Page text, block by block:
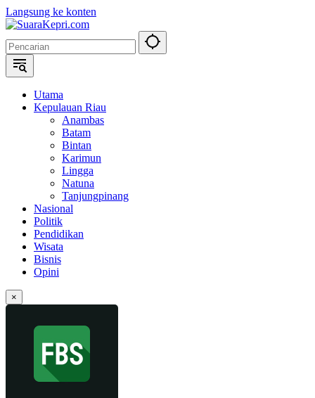
Langsung ke konten
Utama
Kepulauan Riau
Anambas
Batam
Bintan
Karimun
Lingga
Natuna
Tanjungpinang
Nasional
Politik
Pendidikan
Wisata
Bisnis
Opini
×